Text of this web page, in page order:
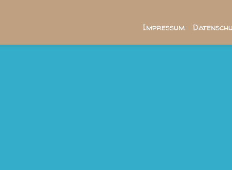
Impressum